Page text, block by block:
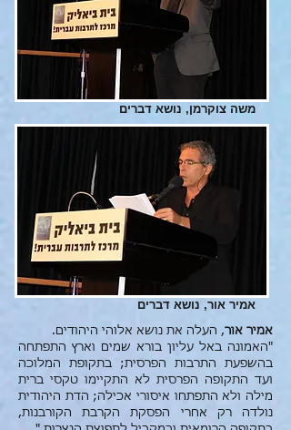
משה צוקרמן, נושא דברים
אמיר אור, נושא דברים
אמיר אור, העלה את נושא אלוהי היהודים.
"האמונה באל עליון בורא שמים וארץ התפתחה
בהשפעת התרבות הפרסית; בתקופת המלוכה
ועד התקופה הפרסית לא התקיימו טקסי ברית
מילה ולא התפתחו איסורי אכילה; הדת היהודית
נולדה רק אחרי הפסקת הקרבת הקורבנות,